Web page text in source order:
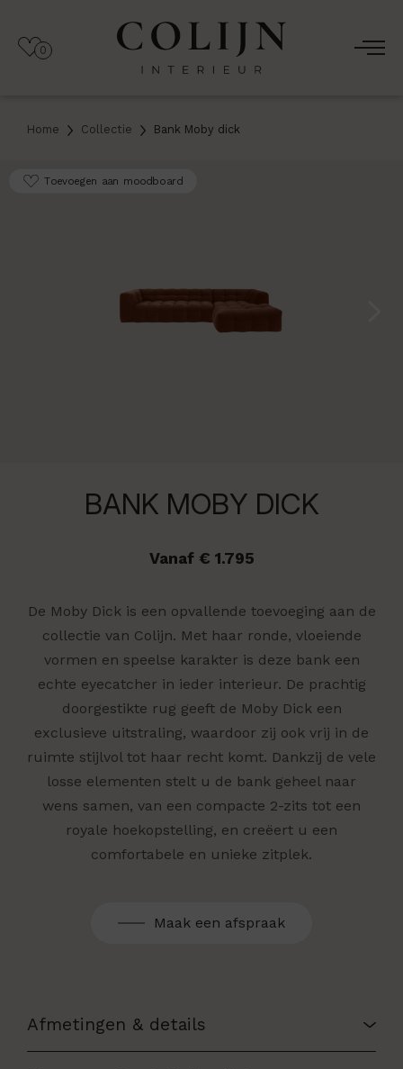
0
Home Collectie Bank Moby dick
Toevoegen aan moodboard
BANK MOBY DICK
Vanaf € 1.795
De Moby Dick is een opvallende toevoeging aan de
collectie van Colijn. Met haar ronde, vloeiende
vormen en speelse karakter is deze bank een
echte eyecatcher in ieder interieur. De prachtig
doorgestikte rug geeft de Moby Dick een
exclusieve uitstraling, waardoor zij ook vrij in de
ruimte stijlvol tot haar recht komt. Dankzij de vele
losse elementen stelt u de bank geheel naar
wens samen, van een compacte 2-zits tot een
royale hoekopstelling, en creëert u een
comfortabele en unieke zitplek.
Maak een afspraak
Afmetingen & details